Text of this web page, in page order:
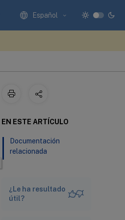
Español
EN ESTE ARTÍCULO
Documentación
relacionada
¿Le ha resultado
útil?